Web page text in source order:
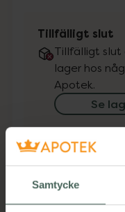
Samtycke
Tillfälligt slut
Tillfälligt slut
lager hos
Apotek.
Se
Få mejl när